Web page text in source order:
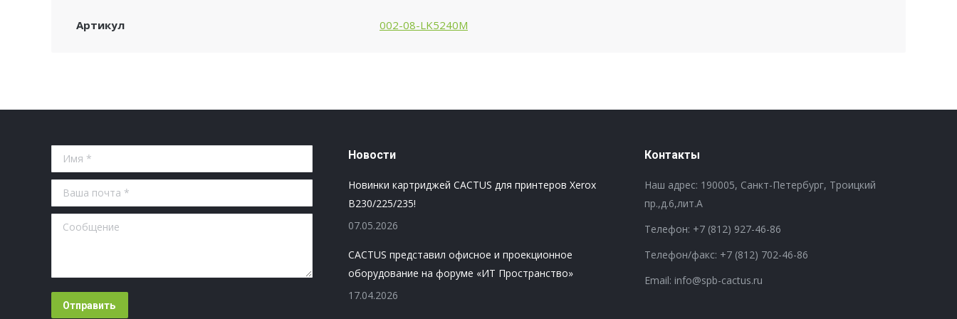
Артикул 002-08-LK5240M
Имя *
Ваша почта *
Сообщение
Отправить
Новости
Новинки картриджей CACTUS для принтеров Xerox
B230/225/235!
07.05.2026
CACTUS представил офисное и проекционное
оборудование на форуме «ИТ Пространство»
17.04.2026
Контакты
Наш адрес: 190005, Санкт-Петербург, Троицкий
пр.,д.6,лит.А
Телефон: +7 (812) 927-46-86
Телефон/факс: +7 (812) 702-46-86
Email: info@spb-cactus.ru